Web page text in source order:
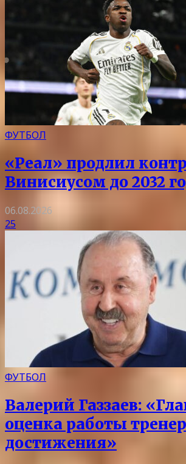
ФУТБОЛ
«Реал» продлил
Винисиусом до 2032
06.08.2026
25
ФУТБОЛ
Валерий Газзаев:
оценка работы
достижения»